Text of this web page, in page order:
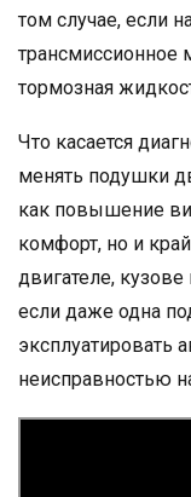
том случае, если
трансмиссионное
тормозная
Что касается
менять подушки
как повышение
комфорт, но и
двигателе,
если даже одна
эксплуатировать
неисправностью